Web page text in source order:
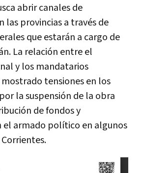
abrir canales de
las provincias a través de
que estarán a cargo de
La relación entre el
y los mandatarios
tensiones en los
la suspensión de la obra
de fondos y
el armado político en algunos